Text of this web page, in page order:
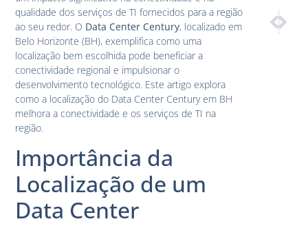
qualidade dos serviços de TI fornecidos para a região
ao seu redor. O Data Center Century, localizado em
Belo Horizonte (BH), exemplifica como uma
localização bem escolhida pode beneficiar a
conectividade regional e impulsionar o
desenvolvimento tecnológico. Este artigo explora
como a localização do Data Center Century em BH
melhora a conectividade e os serviços de TI na
região.
Importância da
Localização de um
Data Center
Data